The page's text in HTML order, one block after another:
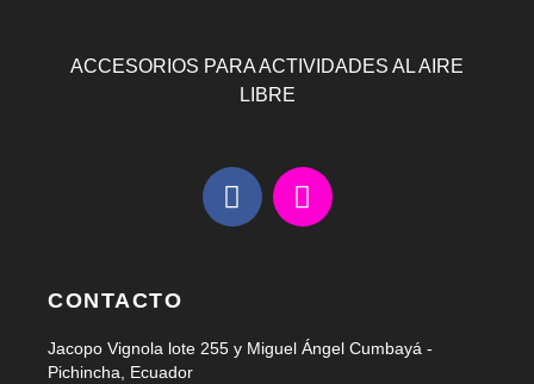
ACCESORIOS PARA ACTIVIDADES AL AIRE
LIBRE
F
a
o
I
n
g
r
CONTACTO
Jacopo Vignola lote 255 y Miguel Ángel Cumbayá -
Pichincha, Ecuador